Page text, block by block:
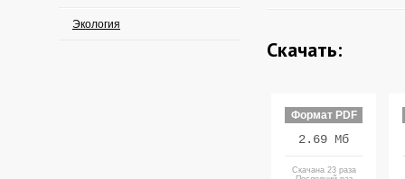
Экология
Скачать:
Формат PDF
2.69 Мб
Скачана 23 раза